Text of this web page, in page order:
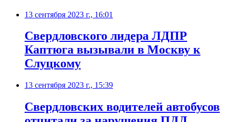
13 сентября 2023 г., 16:01
Свердловского лидера ЛДПР
Каптюга вызывали в Москву к
Слуцкому
13 сентября 2023 г., 15:39
Свердловских водителей автобусов